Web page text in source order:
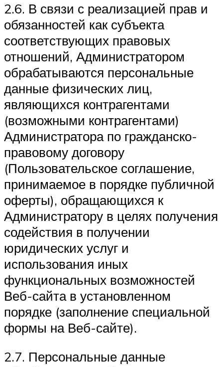
2.6. В связи с реализацией прав и
обязанностей как субъекта
соответствующих правовых
отношений, Администратором
обрабатываются персональные
данные физических лиц,
являющихся контрагентами
(возможными контрагентами)
Администратора по гражданско-
правовому договору
(Пользовательское соглашение,
принимаемое в порядке публичной
оферты), обращающихся к
Администратору в целях получения
содействия в получении
юридических услуг и
использования иных
функциональных возможностей
Веб-сайта в установленном
порядке (заполнение специальной
формы на Веб-сайте).
2.7. Персональные данные